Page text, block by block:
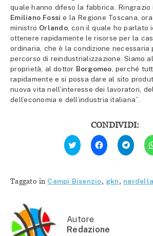
quale hanno difeso la fabbrica. Ringrazio
Emiliano Fossie la Regione Toscana,
ministro Orlando, con il quale ho parlato
ottenere rapidamente le risorse per la
ordinaria, che è la condizione necessaria
percorso di reindustrializzazione. Siamo
proprietà, al dottor Borgomeo, perché
rapidamente e si possa dare al sito
nuova vita nell’interesse dei lavoratori,
dell’economia e dell’industria italiana”.
CONDIVIDI:
Fai
clic
qui
Twitter
(Si
finestra)
Fai
clic
per
condividere
(Si
apre
Fai
clic
per
(Si
apre
Taggato in Campi Bisenzio, gkn, nardella
Autore
Redazione